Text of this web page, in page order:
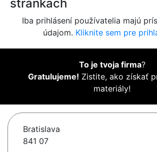
stránkach
Iba prihlásení používatelia majú
údajom. Kliknite sem pre
To je tvoja firma?
Gratulujeme! Zistite, ako získať
materiály!
Bratislava
841 07